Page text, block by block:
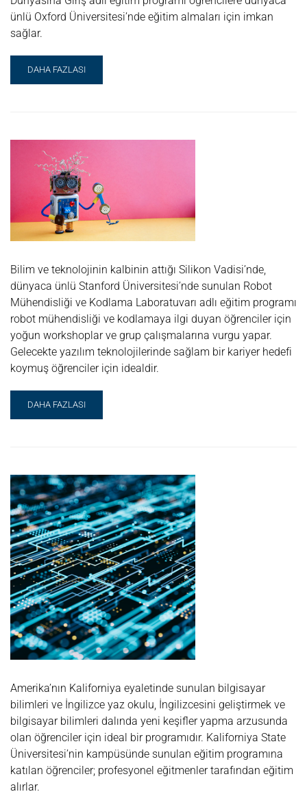
ünlü Oxford Üniversitesi’nde eğitim almaları için imkan
sağlar.
READ
MORE
@ORA
DAHA FAZLASI
Bilim ve teknolojinin kalbinin attığı Silikon Vadisi’nde,
dünyaca ünlü Stanford Üniversitesi’nde sunulan Robot
Mühendisliği ve Kodlama Laboratuvarı adlı eğitim programı
robot mühendisliği ve kodlamaya ilgi duyan öğrenciler için
yoğun workshoplar ve grup çalışmalarına vurgu yapar.
Gelecekte yazılım teknolojilerinde sağlam bir kariyer hedefi
koymuş öğrenciler için idealdir.
READ
MORE
KODLAMA
LABORATUVARI
DAHA FAZLASI
Amerika’nın Kaliforniya eyaletinde sunulan bilgisayar
bilimleri ve İngilizce yaz okulu, İngilizcesini geliştirmek ve
bilgisayar bilimleri dalında yeni keşifler yapma arzusunda
olan öğrenciler için ideal bir programıdır. Kaliforniya State
Üniversitesi’nin kampüsünde sunulan eğitim programına
katılan öğrenciler; profesyonel eğitmenler tarafından eğitim
alırlar.